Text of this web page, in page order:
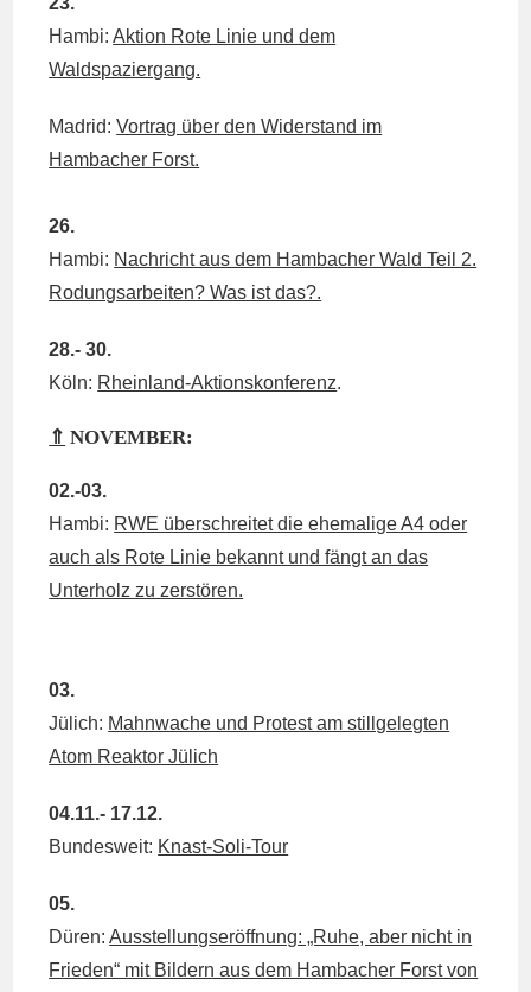
Hambi:Aktion Rote Linie und dem
Waldspaziergang.
Madrid:Vortrag über den Widerstand im
Hambacher Forst.
26.
Hambi: Nachricht aus dem Hambacher Wald Teil 2.
Rodungsarbeiten? Was ist das?.
28.- 30.
Köln: Rheinland-Aktionskonferenz.
⇑ NOVEMBER:
02.-03.
Hambi: RWE überschreitet die ehemalige A4 oder
auch als Rote Linie bekannt und fängt an das
Unterholz zu zerstören.
03.
Jülich: Mahnwache und Protest am stillgelegten
Atom Reaktor Jülich
04.11.- 17.12.
Bundesweit: Knast-Soli-Tour
05.
Düren:Ausstellungseröffnung: „Ruhe, aber nicht in
Frieden“ mit Bildern aus dem Hambacher Forst von